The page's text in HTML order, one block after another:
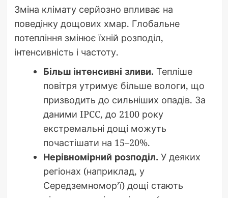
Зміна клімату серйозно впливає на
поведінку дощових хмар. Глобальне
потепління змінює їхній розподіл,
інтенсивність і частоту.
Більш інтенсивні зливи. Тепліше
повітря утримує більше вологи, що
призводить до сильніших опадів. За
даними IPCC, до 2100 року
екстремальні дощі можуть
почастішати на 15–20%.
Нерівномірний розподіл. У деяких
регіонах (наприклад, у
Середземномор’ї) дощі стають